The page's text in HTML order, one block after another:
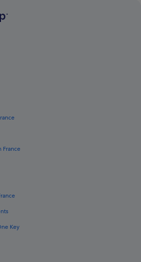
France
Key